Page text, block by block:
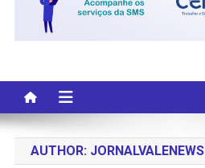
AUTHOR: JORNALVALENEWS